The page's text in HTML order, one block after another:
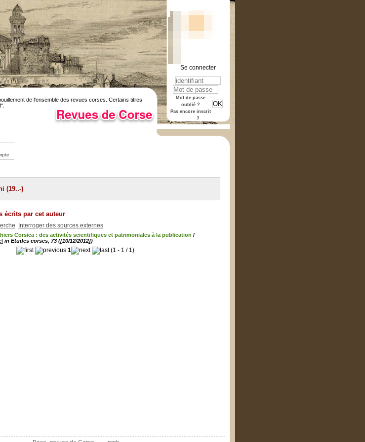
en cours. Certains titres sont disponibles au format "pdf".
de l'ensemble des revues corses. Certains titres
(19..-)
écrits par cet auteur
Interroger des sources externes
Corsica : des activités scientifiques et patrimoniales à la publication /
in Etudes corses, 73 ([10/12/2012])
1 (1 - 1 / 1)
Se connecter
Mot de passe
oublié ?
Pas encore inscrit
?